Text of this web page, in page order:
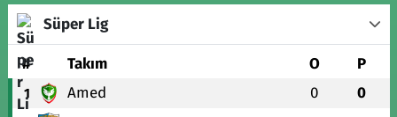
Süper Lig
# Takım O P
1 Amed 0 0